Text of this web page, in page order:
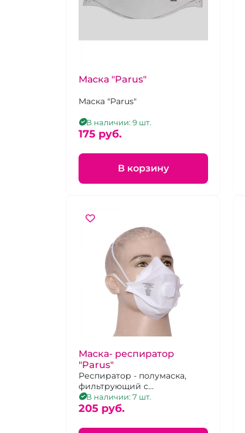
Маска "Parus"
Маска "Parus"
В наличии: 9 шт.
175 pуб.
В корзину
Маска- респиратор
"Parus"
Респиратор - полумаска,
фильтрующий с
противогазовоаэрозольной
защитой.
В наличии: 7 шт.
205 pуб.